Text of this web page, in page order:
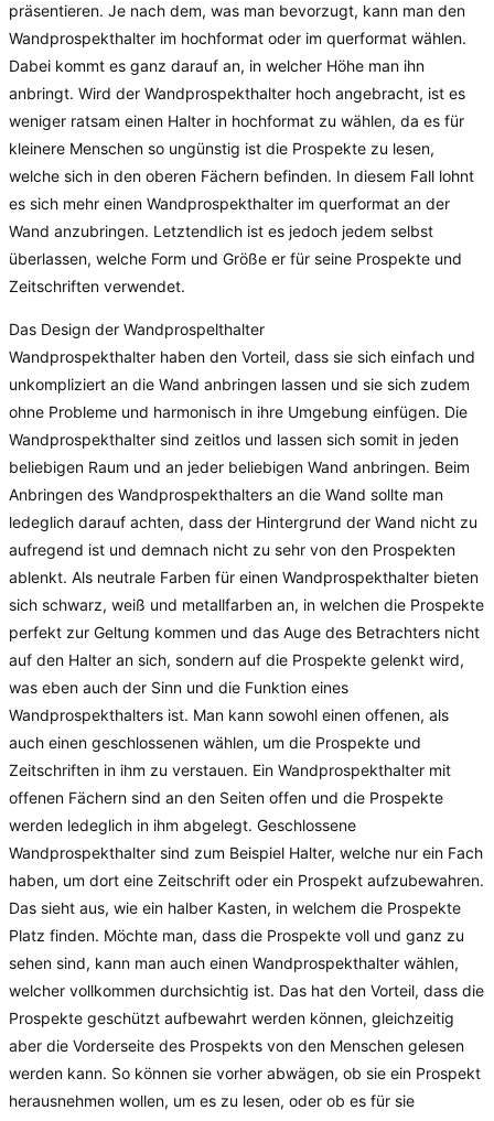
präsentieren. Je nach dem, was man bevorzugt, kann man den
Wandprospekthalter im hochformat oder im querformat wählen.
Dabei kommt es ganz darauf an, in welcher Höhe man ihn
anbringt. Wird der Wandprospekthalter hoch angebracht, ist es
weniger ratsam einen Halter in hochformat zu wählen, da es für
kleinere Menschen so ungünstig ist die Prospekte zu lesen,
welche sich in den oberen Fächern befinden. In diesem Fall lohnt
es sich mehr einen Wandprospekthalter im querformat an der
Wand anzubringen. Letztendlich ist es jedoch jedem selbst
überlassen, welche Form und Größe er für seine Prospekte und
Zeitschriften verwendet.
Das Design der Wandprospelthalter
Wandprospekthalter haben den Vorteil, dass sie sich einfach und
unkompliziert an die Wand anbringen lassen und sie sich zudem
ohne Probleme und harmonisch in ihre Umgebung einfügen. Die
Wandprospekthalter sind zeitlos und lassen sich somit in jeden
beliebigen Raum und an jeder beliebigen Wand anbringen. Beim
Anbringen des Wandprospekthalters an die Wand sollte man
ledeglich darauf achten, dass der Hintergrund der Wand nicht zu
aufregend ist und demnach nicht zu sehr von den Prospekten
ablenkt. Als neutrale Farben für einen Wandprospekthalter bieten
sich schwarz, weiß und metallfarben an, in welchen die Prospekte
perfekt zur Geltung kommen und das Auge des Betrachters nicht
auf den Halter an sich, sondern auf die Prospekte gelenkt wird,
was eben auch der Sinn und die Funktion eines
Wandprospekthalters ist. Man kann sowohl einen offenen, als
auch einen geschlossenen wählen, um die Prospekte und
Zeitschriften in ihm zu verstauen. Ein Wandprospekthalter mit
offenen Fächern sind an den Seiten offen und die Prospekte
werden ledeglich in ihm abgelegt. Geschlossene
Wandprospekthalter sind zum Beispiel Halter, welche nur ein Fach
haben, um dort eine Zeitschrift oder ein Prospekt aufzubewahren.
Das sieht aus, wie ein halber Kasten, in welchem die Prospekte
Platz finden. Möchte man, dass die Prospekte voll und ganz zu
sehen sind, kann man auch einen Wandprospekthalter wählen,
welcher vollkommen durchsichtig ist. Das hat den Vorteil, dass die
Prospekte geschützt aufbewahrt werden können, gleichzeitig
aber die Vorderseite des Prospekts von den Menschen gelesen
werden kann. So können sie vorher abwägen, ob sie ein Prospekt
herausnehmen wollen, um es zu lesen, oder ob es für sie